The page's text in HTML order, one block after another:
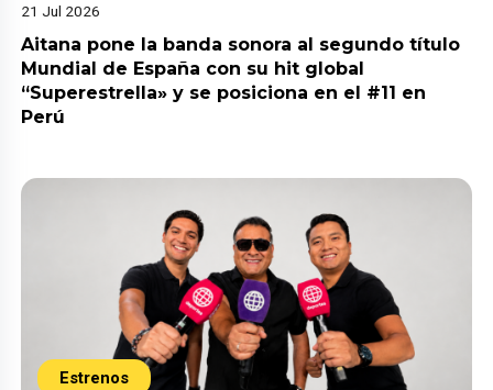
21 Jul 2026
Aitana pone la banda sonora al segundo título
Mundial de España con su hit global
“Superestrella» y se posiciona en el #11 en
Perú
Estrenos